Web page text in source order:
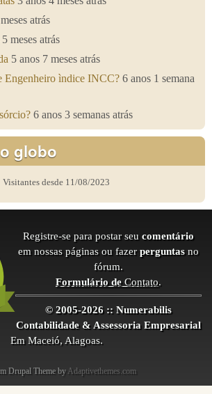
atrás
meses atrás
5 anos 7 meses atrás
Engenheiro ìndice INCC? 6 anos 1 semana
6 anos 3 semanas atrás
globo
Visitantes desde 11/08/2023
Registre-se para postar seu comentário
em nossas páginas ou fazer perguntas no
fórum.
Formulário deContato.
© 2005-2026 :: Numerabilis
Contabilidade & Assessoria Empresarial
Em Maceió, Alagoas.
Drupal Theme by Adaptivethemes.com